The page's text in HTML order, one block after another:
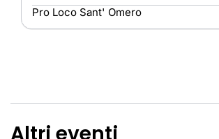
Pro Loco Sant' Omero
Altri eventi